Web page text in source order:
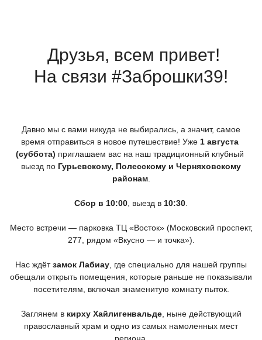
Друзья, всем привет!
На связи #Заброшки39!
Давно мы с вами никуда не выбирались, а значит, самое
время отправиться в новое путешествие! Уже 1 августа
(суббота) приглашаем вас на наш традиционный клубный
выезд по Гурьевскому, Полесскому и Черняховскому
районам.
Сбор в 10:00 , выезд в 10:30
Место встречи — парковка ТЦ «Восток» (Московский проспект,
277, рядом «Вкусно— и точка»).
Нас ждётзамок Лабиау , где специально для нашей группы
обещали открыть помещения, которые раньше не показывали
посетителям, включая знаменитую комнату пыток.
Заглянем в кирху Хайлигенвальде, ныне действующий
православный храм и одно из самых намоленных мест